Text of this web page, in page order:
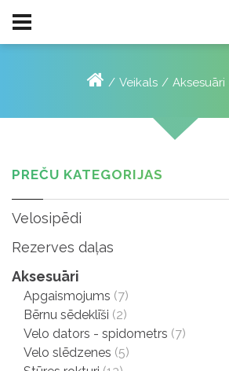
Veikals Aksesuāri
PREČU KATEGORIJAS
Velosipēdi
Rezerves daļas
Aksesuāri
Apgaismojums (7)
Bērnu sēdeklīši (2)
Velo dators - spidometrs (7)
Velo slēdzenes (5)